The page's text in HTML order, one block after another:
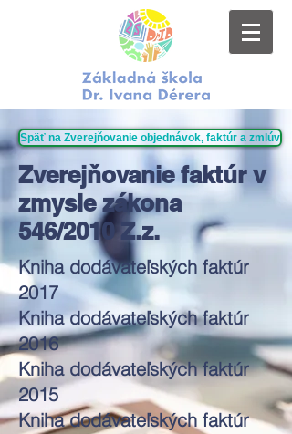
Späť na Zverejňovanie objednávok, faktúr a zmlúv
Zverejňovanie faktúr v
zmysle zákona
546/2010 Z.z.
Kniha dodávateľských faktúr
2017
Kniha dodávateľských faktúr
2016
Kniha dodávateľských faktúr
2015
Kniha dodávateľských faktúr